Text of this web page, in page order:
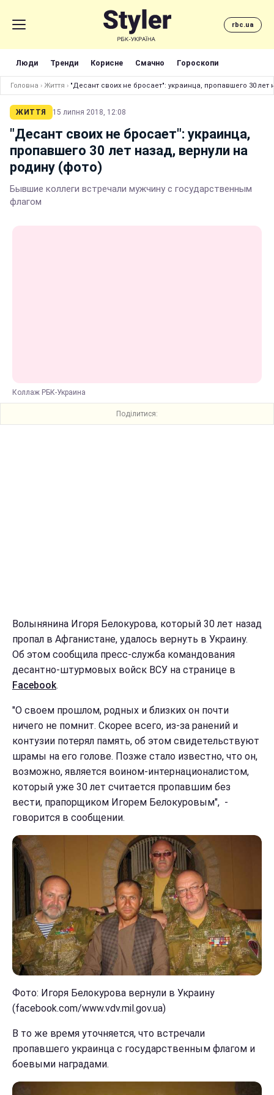
rbc.ua
Люди Тренди Корисне Смачно Гороскопи
Головна › Життя › "Десант своих не бросает": украинца, пропавшего 30
ЖИТТЯ 15 липня 2018, 12:08
"Десант своих не бросает": украинца,
пропавшего 30 лет назад, вернули на
родину (фото)
Бывшие коллеги встречали мужчину с государственным
флагом
Коллаж РБК-Украина
Поділитися:
Волынянина Игоря Белокурова, который 30 лет назад
пропал в Афганистане, удалось вернуть в Украину.
Об этом сообщила пресс-служба командования
десантно-штурмовых войск ВСУ на странице в
Facebook.
"О своем прошлом, родных и близких он почти
ничего не помнит. Скорее всего, из-за ранений и
контузии потерял память, об этом свидетельствуют
шрамы на его голове. Позже стало известно, что он,
возможно, является воином-интернационалистом,
который уже 30 лет считается пропавшим без
вести, прапорщиком Игорем Белокуровым", -
говорится в сообщении.
Фото: Игоря Белокурова вернули в Украину
(facebook.com/www.vdv.mil.gov.ua)
В то же время уточняется, что встречали
пропавшего украинца с государственным флагом и
боевыми наградами.